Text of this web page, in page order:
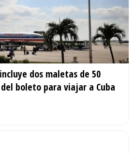
dos maletas de 50
boleto para viajar a Cuba